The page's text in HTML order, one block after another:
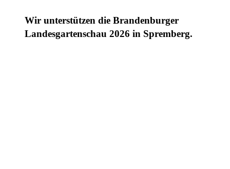
Wir unterstützen die Brandenburger
Landesgartenschau 2026 in Spremberg.